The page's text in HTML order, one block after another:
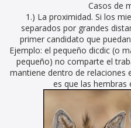
Casos de
1.) La proximidad. Si los
separados por grandes
primer candidato que
Ejemplo: el pequeño dicdic (o
pequeño) no comparte el
mantiene dentro de relaciones
es que las hembras